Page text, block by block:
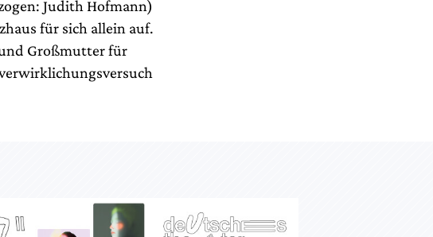
Judith Hofmann)
für sich allein auf.
Großmutter für